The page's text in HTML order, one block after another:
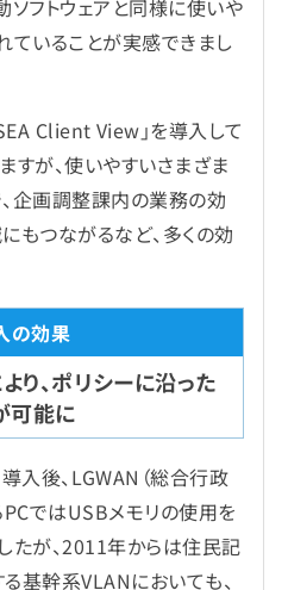
ソフトウェアと同様に使いや
ていることが実感できまし
Client View」を導入して
すが、使いやすいさまざま
企画調整課内の業務の効
もつながるなど、多くの効
り、ポリシーに沿った
可能に
入後、LGWAN（総合行政
PCではUSBメモリの使用を
たが、2011年からは住民記
基幹系VLANにおいても、